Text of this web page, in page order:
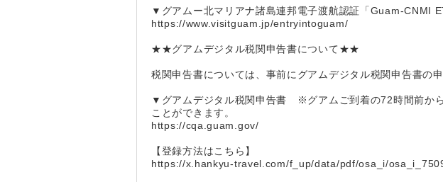
▼グアムー北マリアナ諸島連邦電子渡航認証「Guam-
https://www.visitguam.jp/entryintoguam/
★★グアムデジタル税関申告書について★★
税関申告書については、事前にグアムデジタル税関申告書の
▼グアムデジタル税関申告書 ※グアムご到着の72時間前か
ことができます。
https://cqa.guam.gov/
【登録方法はこちら】
https://x.hankyu-travel.com/f_up/data/pdf/osa_i/